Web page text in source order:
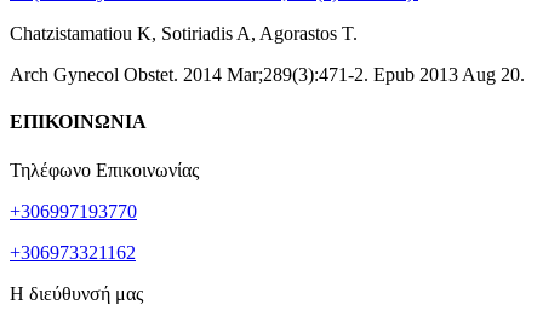
Chatzistamatiou K, Sotiriadis A, Agorastos T.
Arch Gynecol Obstet. 2014 Mar;289(3):471-2. Epub 2013 Aug 20.
ΕΠΙΚΟΙΝΩΝΙΑ
Τηλέφωνο Επικοινωνίας
+306997193770
+306973321162
Η διεύθυνσή μας